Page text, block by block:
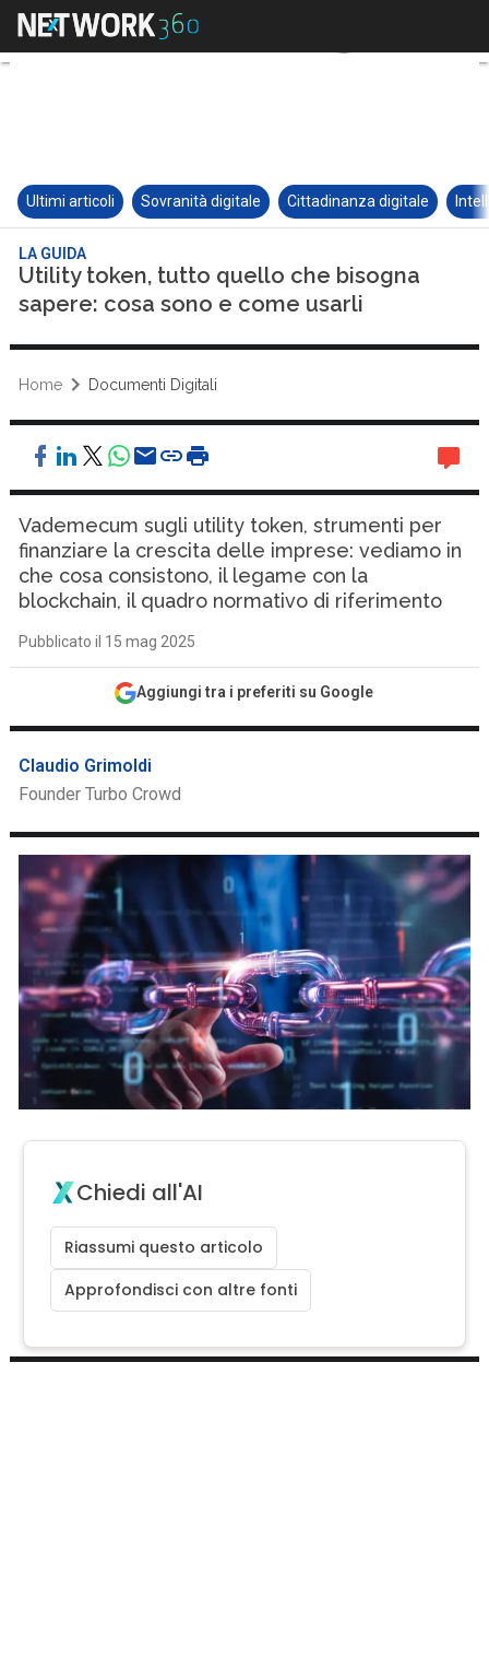
Ultimi articoli Sovranità digitale Cittadinanza digitale
LA GUIDA
Utility token, tutto quello che bisogna
sapere: cosa sono e come usarli
Home Documenti Digitali
Vademecum sugli utility token, strumenti per
finanziare la crescita delle imprese: vediamo in
che cosa consistono, il legame con la
blockchain, il quadro normativo di riferimento
Pubblicato il 15 mag 2025
Aggiungi tra i preferiti su Google
Claudio Grimoldi
Founder Turbo Crowd
Chiedi all'AI
Riassumi questo articolo
Approfondisci con altre fonti